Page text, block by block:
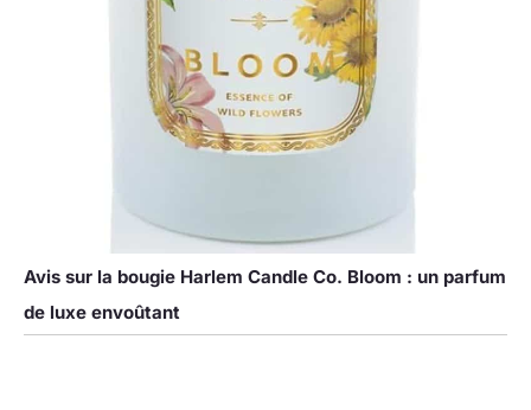
Avis sur la bougie Harlem Candle Co. Bloom : un parfum
de luxe envoûtant